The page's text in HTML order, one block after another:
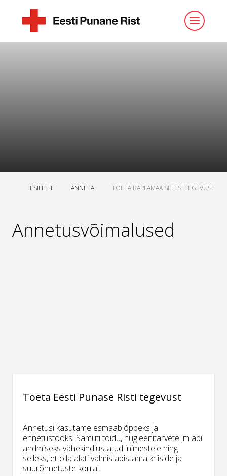
ESILEHT ANNETA TOETA RAPLAMAA SELTSI TEGEVUST
Annetusvõimalused
Toeta Eesti Punase Risti tegevust
Annetusi kasutame esmaabiõppeks ja
ennetustööks. Samuti toidu, hügieenitarvete jm abi
andmiseks vähekindlustatud inimestele ning
selleks, et olla alati valmis abistama kriiside ja
suurõnnetuste korral.